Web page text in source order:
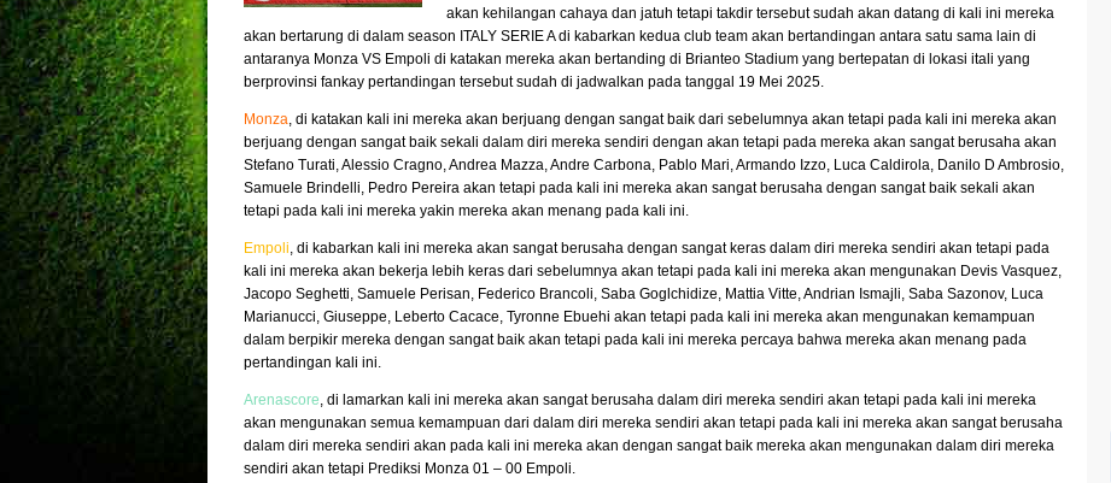
akan kehilangan cahaya dan jatuh tetapi takdir tersebut sudah akan datang di kali ini mereka
akan bertarung di dalam season ITALY SERIE A di kabarkan kedua club team akan bertandingan antara satu sama lain di
antaranya Monza VS Empoli di katakan mereka akan bertanding di Brianteo Stadium yang bertepatan di lokasi itali yang
berprovinsi fankay pertandingan tersebut sudah di jadwalkan pada tanggal 19 Mei 2025.
Monza, di katakan kali ini mereka akan berjuang dengan sangat baik dari sebelumnya akan tetapi pada kali ini mereka akan
berjuang dengan sangat baik sekali dalam diri mereka sendiri dengan akan tetapi pada mereka akan sangat berusaha akan
Stefano Turati, Alessio Cragno, Andrea Mazza, Andre Carbona, Pablo Mari, Armando Izzo, Luca Caldirola, Danilo D Ambrosio,
Samuele Brindelli, Pedro Pereira akan tetapi pada kali ini mereka akan sangat berusaha dengan sangat baik sekali akan
tetapi pada kali ini mereka yakin mereka akan menang pada kali ini.
Empoli, di kabarkan kali ini mereka akan sangat berusaha dengan sangat keras dalam diri mereka sendiri akan tetapi pada
kali ini mereka akan bekerja lebih keras dari sebelumnya akan tetapi pada kali ini mereka akan mengunakan Devis Vasquez,
Jacopo Seghetti, Samuele Perisan, Federico Brancoli, Saba Goglchidize, Mattia Vitte, Andrian Ismajli, Saba Sazonov, Luca
Marianucci, Giuseppe, Leberto Cacace, Tyronne Ebuehi akan tetapi pada kali ini mereka akan mengunakan kemampuan
dalam berpikir mereka dengan sangat baik akan tetapi pada kali ini mereka percaya bahwa mereka akan menang pada
pertandingan kali ini.
Arenascore, di lamarkan kali ini mereka akan sangat berusaha dalam diri mereka sendiri akan tetapi pada kali ini mereka
akan mengunakan semua kemampuan dari dalam diri mereka sendiri akan tetapi pada kali ini mereka akan sangat berusaha
dalam diri mereka sendiri akan pada kali ini mereka akan dengan sangat baik mereka akan mengunakan dalam diri mereka
sendiri akan tetapi Prediksi Monza 01 – 00 Empoli.